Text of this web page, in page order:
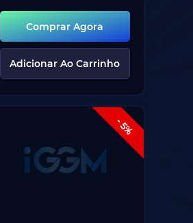
Comprar Agora
Adicionar Ao Carrinho
- 5%